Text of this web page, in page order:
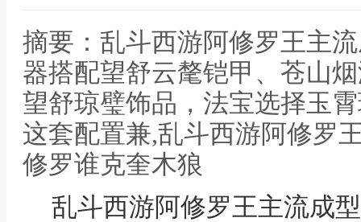
摘要：乱斗西游阿修罗王主
器搭配望舒云氂铠甲、苍山
望舒琼璧饰品，法宝选择玉
这套配置兼,乱斗西游阿修罗
修罗谁克奎木狼
乱斗西游阿修罗王主流成